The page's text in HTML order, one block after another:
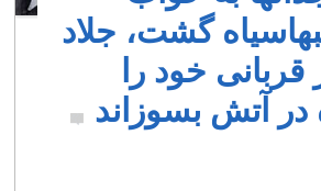
گشت، جلاد
خود را
در آتش بسوزاند